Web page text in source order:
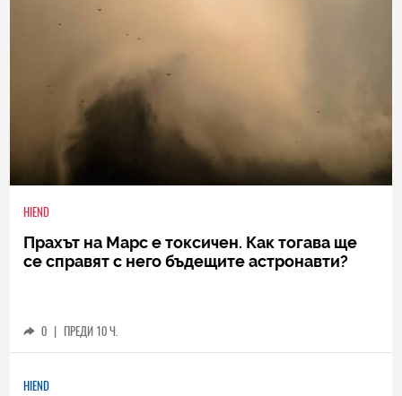
HIEND
Прахът на Марс е токсичен. Как тогава ще
се справят с него бъдещите астронавти?
0 | ПРЕДИ 10 Ч.
HIEND